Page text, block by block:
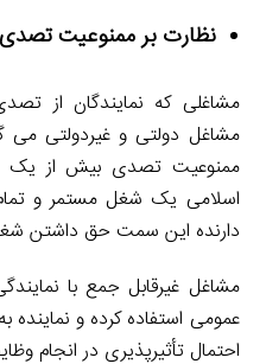
نظارت بر ممنوعیت
مشاغلی که نمایندگان از
ممنوعیت تصدی بیش از یک
اسلامی یک شغل مستمر و
دارنده این سمت حق داشتن
مشاغل غیرقابل جمع با
عمومی استفاده کرده و
احتمال تأثیرپذیری در انجام